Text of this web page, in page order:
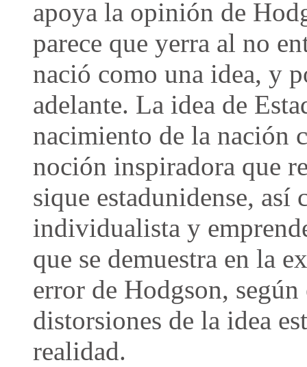
apoya la opinión de
parece que yerra al no
nació como una idea, y
adelante. La idea de
nacimiento de la nación
noción inspiradora que
sique estadunidense,
individualista y
que se demuestra en la
error de Hodgson, según
distorsiones de la idea
realidad.